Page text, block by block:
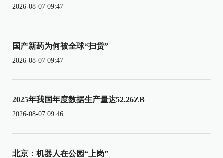
2026-08-07 09:47
国产新药为何被全球“扫货”
2026-08-07 09:47
2025年我国年度数据生产量达52.26ZB
2026-08-07 09:46
北京：机器人在公园“上岗”